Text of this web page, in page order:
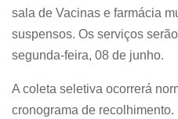
sala de Vacinas e farmácia
suspensos. Os serviços
segunda-feira, 08 de junho.
A coleta seletiva ocorrerá
cronograma de recolhimento.